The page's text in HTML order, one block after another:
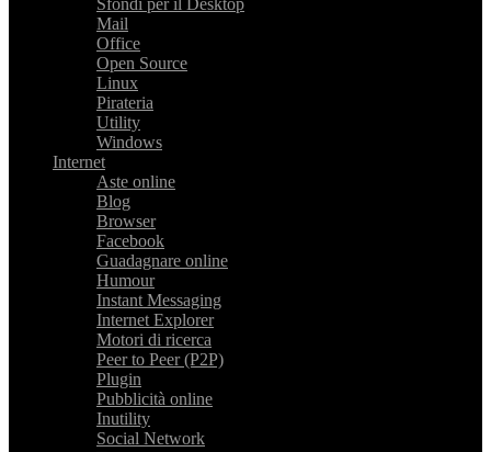
Sfondi per il Desktop
Mail
Office
Open Source
Linux
Pirateria
Utility
Windows
Internet
Aste online
Blog
Browser
Facebook
Guadagnare online
Humour
Instant Messaging
Internet Explorer
Motori di ricerca
Peer to Peer (P2P)
Plugin
Pubblicità online
Inutility
Social Network